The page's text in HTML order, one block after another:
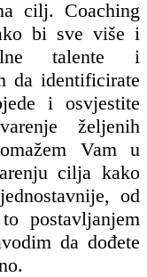
cilj. Coaching
bi sve više i
talente i
da identificirate
i osvjestite
željenih
Vam u
cilja kako
od
postavljanjem
da dođete